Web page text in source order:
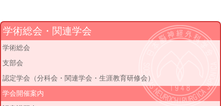
学術総会・関連学会
学術総会
支部会
認定学会（分科会・関連学会・生涯教育研修会）
学会開催案内